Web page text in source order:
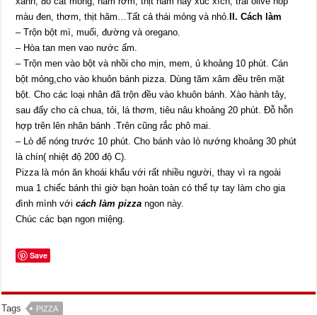
màu đen, thơm, thịt hăm…Tất cả thái mỏng và nhỏ.II. Cách làm
– Trộn bột mì, muối, đường và oregano.
– Hòa tan men vao nước ấm.
– Trộn men vào bột và nhồi cho mịn, mem, ủ khoảng 10 phút. Cán
bột mỏng,cho vào khuôn bánh pizza. Dùng tăm xâm đều trên mặt
bột. Cho các loại nhân đã trộn đều vào khuôn bánh. Xào hành tây,
sau đấy cho cà chua, tỏi, lá thơm, tiêu nâu khoảng 20 phút. Đỗ hỗn
hợp trên lên nhân bánh .Trên cũng rắc phô mai.
– Lò để nóng trước 10 phút. Cho bánh vào lò nướng khoảng 30 phút
là chín( nhiệt độ 200 độ C).
Pizza là món ăn khoái khẩu với rất nhiều người, thay vì ra ngoài
mua 1 chiếc bánh thì giờ bạn hoàn toàn có thể tự tay làm cho gia
đình mình vớicách làm pizza ngon này.
Chúc các bạn ngon miệng.
Save
Tags PIZZA